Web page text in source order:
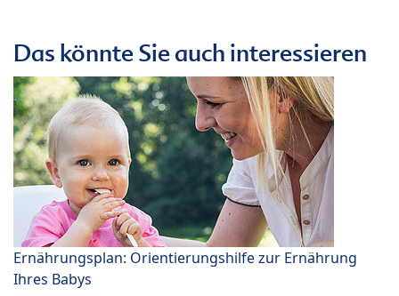
Das könnte Sie auch interessieren
Ernährungsplan: Orientierungshilfe zur Ernährung
Ihres Babys